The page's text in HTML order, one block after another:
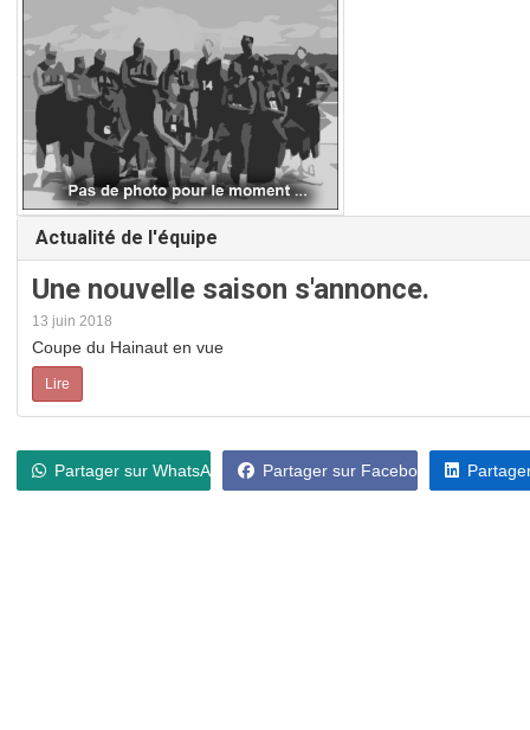
Actualité de l'équipe
Une nouvelle saison s'annonce.
13 juin 2018
Coupe du Hainaut en vue
Lire
Partager sur WhatsApp Partager sur Facebook